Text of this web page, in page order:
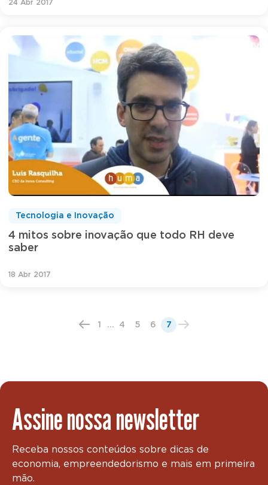
24 Abr 2017
4 mitos sobre inovação que todo RH deve
saber
Tecnologia e Inovação
18 Abr 2017
1 ... 4 5 6 7
Assine nossa newsletter
Receba nossos conteúdos sobre dicas de
economia, empreendedorismo e mais em primeira
mão.